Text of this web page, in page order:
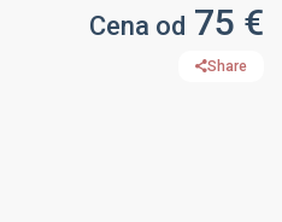
Cena od 75 €
Share